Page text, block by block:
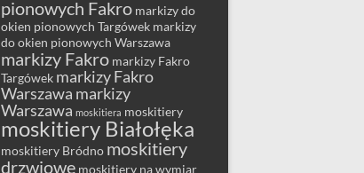
pionowych Fakro markizy do
okien pionowych Targówek markizy
do okien pionowych Warszawa
markizy Fakro markizy Fakro
Targówek markizy Fakro
Warszawa markizy
Warszawa moskitiera moskitiery
moskitiery Białołęka
moskitiery Bródno moskitiery
drzwiowe moskitiery na wymiar